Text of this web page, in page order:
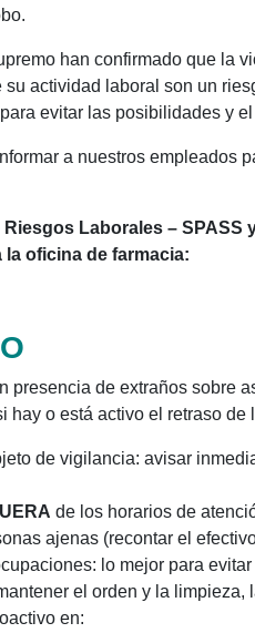
han confirmado que la
actividad laboral son un
evitar las posibilidades y
a nuestros empleados
Laborales –
oficina de farmacia:
presencia de extraños sobre
hay o está activo el retraso
de vigilancia: avisar
de los horarios de
ajenas (recontar el
lo mejor para
el orden y la
en: